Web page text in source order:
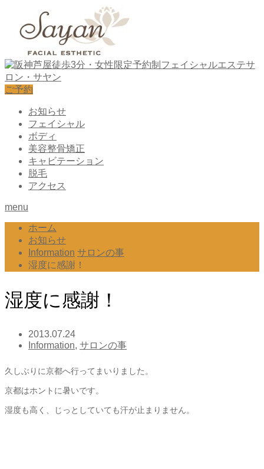
ご予約
お知らせ
フェイシャル
ボディ
美容整骨矯正
キャビテーション
脱毛
アクセス
menu
ホーム
お知らせ
Information サロンの事
湿度に感謝！
湿度に感謝！
2013.07.24
Information, サロンの事
久しぶりに京都へ行ってまいりました。
京都はホントに暑いです。
湿度も高く、じっとしていても汗が止まりません。